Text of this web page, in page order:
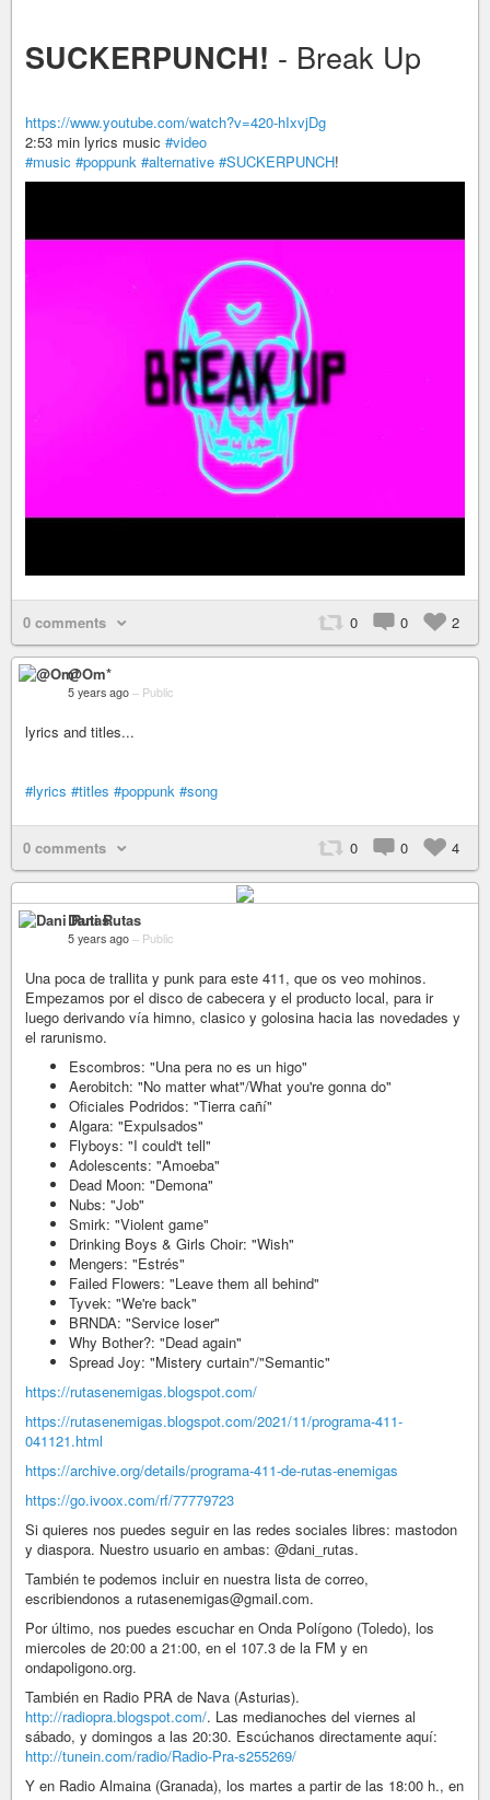
SUCKERPUNCH! - Break Up
https://www.youtube.com/watch?v=420-hIxvjDg
2:53 min lyrics music #video
#music #poppunk #alternative #SUCKERPUNCH!
0 comments 0 0 2
@Om*
5 years ago – Public
lyrics and titles...
#lyrics #titles #poppunk #song
0 comments 0 0 4
Dani Rutas
5 years ago – Public
Una poca de trallita y punk para este 411, que os veo mohinos.
Empezamos por el disco de cabecera y el producto local, para ir
luego derivando vía himno, clasico y golosina hacia las novedades y
el rarunismo.
Escombros: "Una pera no es un higo"
Aerobitch: "No matter what"/What you're gonna do"
Oficiales Podridos: "Tierra cañí"
Algara: "Expulsados"
Flyboys: "I could't tell"
Adolescents: "Amoeba"
Dead Moon: "Demona"
Nubs: "Job"
Smirk: "Violent game"
Drinking Boys & Girls Choir: "Wish"
Mengers: "Estrés"
Failed Flowers: "Leave them all behind"
Tyvek: "We're back"
BRNDA: "Service loser"
Why Bother?: "Dead again"
Spread Joy: "Mistery curtain"/"Semantic"
https://rutasenemigas.blogspot.com/
https://rutasenemigas.blogspot.com/2021/11/programa-411-
041121.html
https://archive.org/details/programa-411-de-rutas-enemigas
https://go.ivoox.com/rf/77779723
Si quieres nos puedes seguir en las redes sociales libres: mastodon
y diaspora. Nuestro usuario en ambas: @dani_rutas.
También te podemos incluir en nuestra lista de correo,
escribiendonos a rutasenemigas@gmail.com.
Por último, nos puedes escuchar en Onda Polígono (Toledo), los
miercoles de 20:00 a 21:00, en el 107.3 de la FM y en
ondapoligono.org.
También en Radio PRA de Nava (Asturias).
http://radiopra.blogspot.com/. Las medianoches del viernes al
sábado, y domingos a las 20:30. Escúchanos directamente aquí:
http://tunein.com/radio/Radio-Pra-s255269/
Y en Radio Almaina (Granada), los martes a partir de las 18:00 h., en